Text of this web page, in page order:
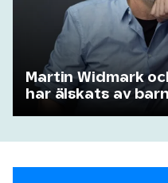
Martin Widmark
har älskats av